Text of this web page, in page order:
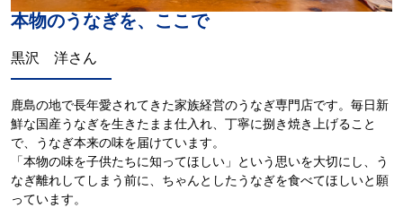
本物のうなぎを、ここで
黒沢 洋さん
鹿島の地で長年愛されてきた家族経営のうなぎ専門店です。毎日新
鮮な国産うなぎを生きたまま仕入れ、丁寧に捌き焼き上げること
で、うなぎ本来の味を届けています。
「本物の味を子供たちに知ってほしい」という思いを大切にし、う
なぎ離れしてしまう前に、ちゃんとしたうなぎを食べてほしいと願
っています。